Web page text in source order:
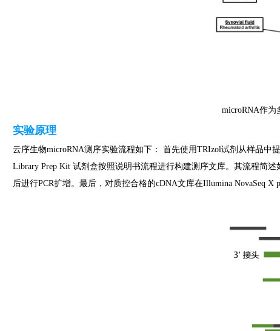
microRNA作为
实验原理
云序生物microRNA测序实验流程如下： 首先使用TRIzol试剂从样品中
Library Prep Kit 试剂盒按照说明书流程进行构建测序文库。其流程简
后进行PCR扩增。最后，对质控合格的cDNA文库在Illumina NovaSeq X